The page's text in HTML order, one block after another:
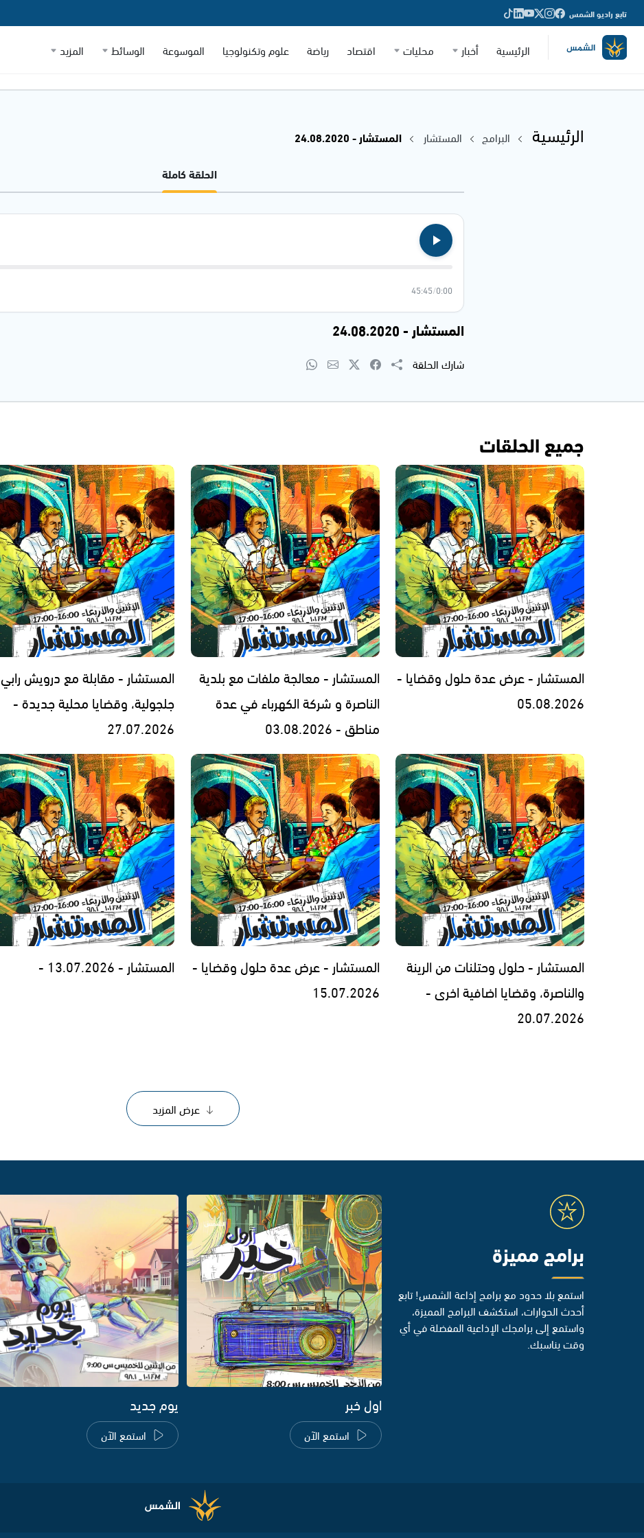
تابع راديو الشمس
الرئيسية أخبار محليات اقتصاد رياضة علوم وتكنولوجيا الموسوعة الوسائط المزيد
الرئيسية البرامج المستشار
المستشار - 24.08.2020
الحلقة كاملة
0:00
/
45:45
المستشار - 24.08.2020
شارك الحلقة
جميع الحلقات
المستشار - عرض عدة حلول وقضايا -
05.08.2026
المستشار - معالجة ملفات مع بلدية
الناصرة و شركة الكهرباء في عدة
مناطق - 03.08.2026
المستشار - مقابلة مع درويش رابي
جلجولية، وقضايا محلية جديدة -
27.07.2026
المستشار - حلول وحتلنات من الرينة
والناصرة، وقضايا اضافية اخرى -
20.07.2026
المستشار - عرض عدة حلول وقضايا -
15.07.2026
المستشار - 13.07.2026 -
عرض المزيد
برامج مميزة
استمع بلا حدود مع برامج إذاعة الشمس! تابع
أحدث الحوارات، استكشف البرامج المميزة،
واستمع إلى برامجك الإذاعية المفضلة في أي
وقت يناسبك.
اول خبر
استمع الآن
يوم جديد
استمع الآن